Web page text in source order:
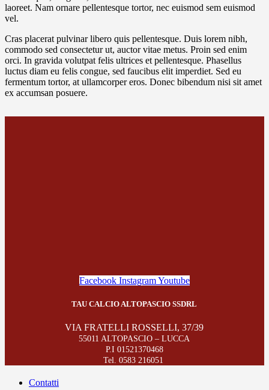
laoreet. Nam ornare pellentesque tortor, nec euismod sem euismod
vel.
Cras placerat pulvinar libero quis pellentesque. Duis lorem nibh,
commodo sed consectetur ut, auctor vitae metus. Proin sed enim
orci. In gravida volutpat felis ultrices et pellentesque. Phasellus
luctus diam eu felis congue, sed faucibus elit imperdiet. Sed eu
fermentum tortor, at ullamcorper eros. Donec bibendum nisi sit amet
ex accumsan posuere.
Facebook InstagramYoutube
TAU CALCIO ALTOPASCIO SSDRL
VIA FRATELLI ROSSELLI, 37/39
55011 ALTOPASCIO – LUCCA
P.I 01521370468
Tel. 0583 216051
Contatti